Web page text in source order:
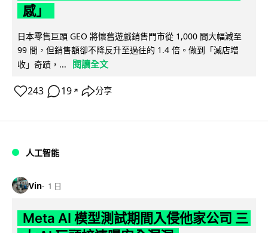
感」
日本零售巨頭 GEO 將懷舊遊戲銷售門市從 1,000 間大幅減至
99 間，但銷售額卻不降反升至過往的 1.4 倍。做到「減店增
收」奇蹟，...
閱讀全文
243 19 ↗ 分享
人工智能
Vin 1 日
Meta AI 模型測試期間入侵他家公司 三